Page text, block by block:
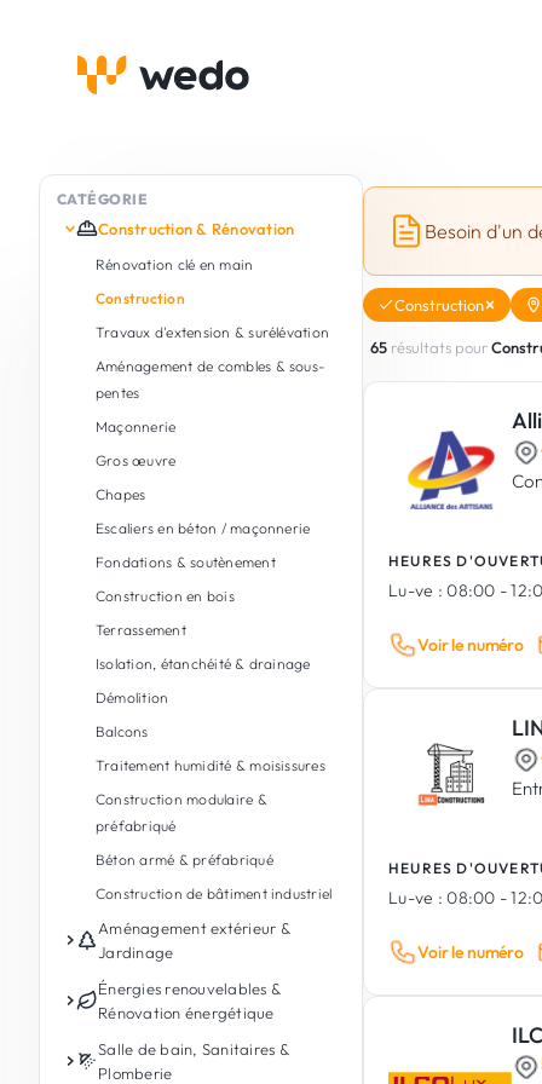
CATÉGORIE
Construction & Rénovation
Rénovation clé en main
Construction
Travaux d'extension & surélévation
Aménagement de combles & sous-
pentes
Maçonnerie
Gros œuvre
Chapes
Escaliers en béton / maçonnerie
Fondations & soutènement
Construction en bois
Terrassement
Isolation, étanchéité & drainage
Démolition
Balcons
Traitement humidité & moisissures
Construction modulaire &
préfabriqué
Béton armé & préfabriqué
Construction de bâtiment industriel
Aménagement extérieur &
Jardinage
Entretien de jardin
Conception de jardin & paysages
Aménagement extérieur
Énergies renouvelables &
Rénovation énergétique
Photovoltaïque
Salle de bain, Sanitaires &
Plomberie
Besoin d'un
Construction
65 résultats pour
HEURES
Lu-ve : 08:00 -
Voir le numéro
HEURES
Lu-ve : 08:00 -
Voir le numéro